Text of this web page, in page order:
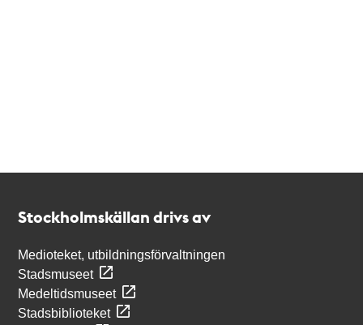
Stockholmskällan drivs av
Medioteket, utbildningsförvaltningen
Stadsmuseet
Medeltidsmuseet
Stadsbiblioteket